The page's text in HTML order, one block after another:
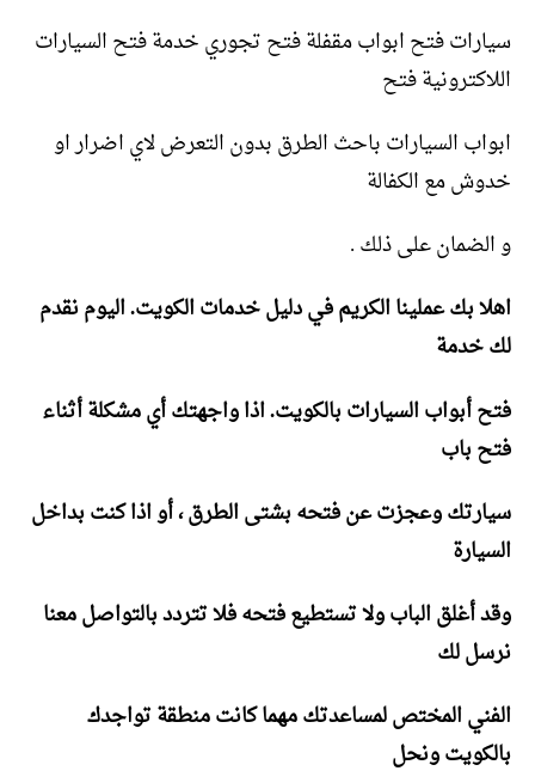
سيارات فتح ابواب مقفلة فتح تجوري خدمة فتح السيارات
اللاكترونية فتح
ابواب السيارات باحث الطرق بدون التعرض لاي اضرار او
خدوش مع الكفالة
و الضمان على ذلك .
اهلا بك عملينا الكريم في دليل خدمات الكويت. اليوم نقدم
لك خدمة
فتح أبواب السيارات بالكويت. اذا واجهتك أي مشكلة أثناء
فتح باب
سيارتك وعجزت عن فتحه بشتى الطرق ، أو اذا كنت بداخل
السيارة
وقد أغلق الباب ولا تستطيع فتحه فلا تتردد بالتواصل معنا
نرسل لك
الفني المختص لمساعدتك مهما كانت منطقة تواجدك
بالكويت ونحل